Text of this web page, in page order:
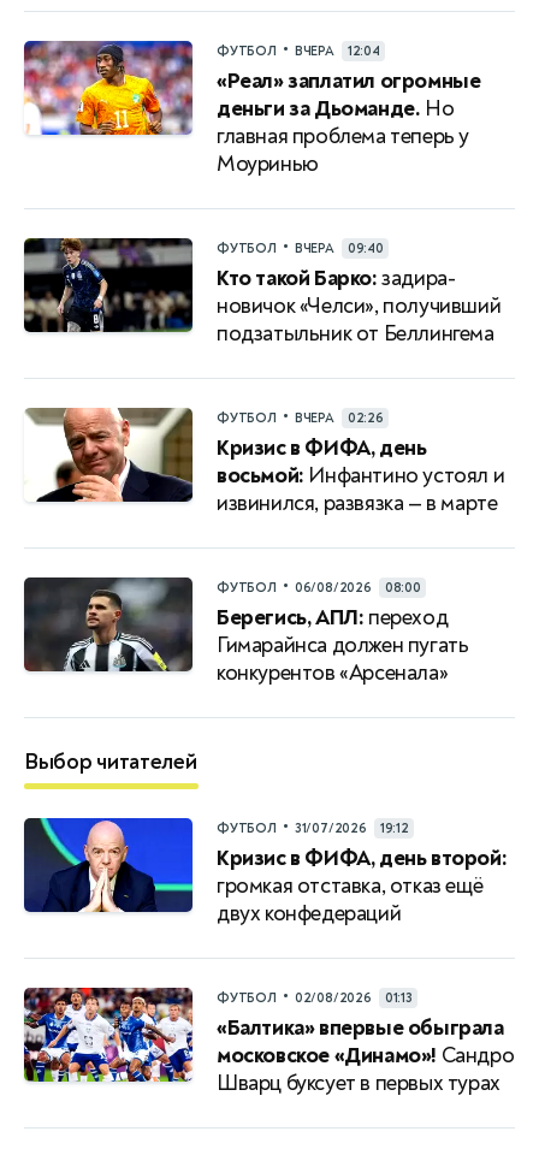
ФУТБОЛ • ВЧЕРА 12:04
«Реал» заплатил огромные
деньги за Дьоманде. Но
главная проблема теперь у
Моуринью
ФУТБОЛ • ВЧЕРА 09:40
Кто такой Барко:задира-
новичок «Челси», получивший
подзатыльник от Беллингема
ФУТБОЛ • ВЧЕРА 02:26
Кризис в ФИФА, день
восьмой: Инфантино устоял и
извинился, развязка — в марте
ФУТБОЛ • 06/08/2026 08:00
Берегись, АПЛ: переход
Гимарайнса должен пугать
конкурентов «Арсенала»
Выбор читателей
ФУТБОЛ • 31/07/2026 19:12
Кризис в ФИФА, день второй:
громкая отставка, отказ ещё
двух конфедераций
ФУТБОЛ • 02/08/2026 01:13
«Балтика» впервые обыграла
московское «Динамо»! Сандро
Шварц буксует в первых турах